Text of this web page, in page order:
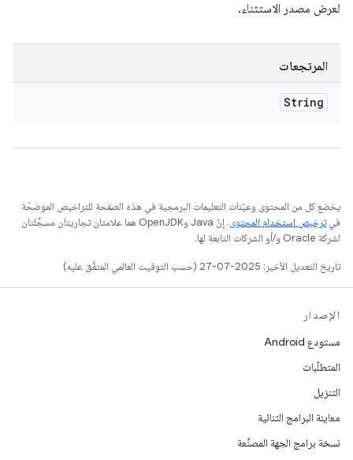
لعرض مصدر الاستثناء.
المرتجعات
String
يخضع كل من المحتوى وعيّنات التعليمات البرمجية في هذه الصفحة للتراخيص الموضحّة
فيترخيص استخدام المحتوى
. إنّ Java وOpenJDK هما علامتان تجاريتان مسجَّلتان
لشركة Oracle و/أو الشركات التابعة لها.
تاريخ التعديل الأخير: 2025-07-27 (حسب التوقيت العالمي المتفَّق عليه)
الإصدار
مستودع Android
المتطلّبات
التنزيل
معاينة البرامج الثنائية
نسخة برامج الجهة المصنِّعة